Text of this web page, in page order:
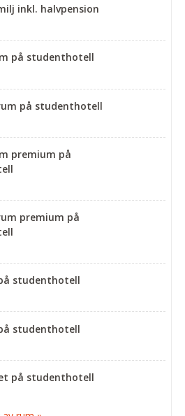
inkl. halvpension
på studenthotell
på studenthotell
premium på
premium på
studenthotell
studenthotell
på studenthotell